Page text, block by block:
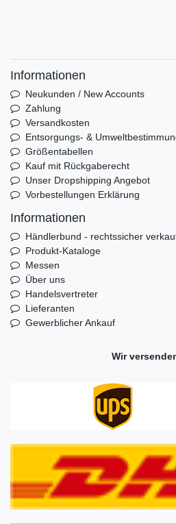
Informationen
Neukunden / New Accounts
Zahlung
Versandkosten
Entsorgungs- &
Größentabellen
Kauf mit Rückgaberecht
Unser Dropshipping Angebot
Vorbestellungen Erklärung
Informationen
Händlerbund - rechtssicher
Produkt-Kataloge
Messen
Über uns
Handelsvertreter
Lieferanten
Gewerblicher Ankauf
Wir